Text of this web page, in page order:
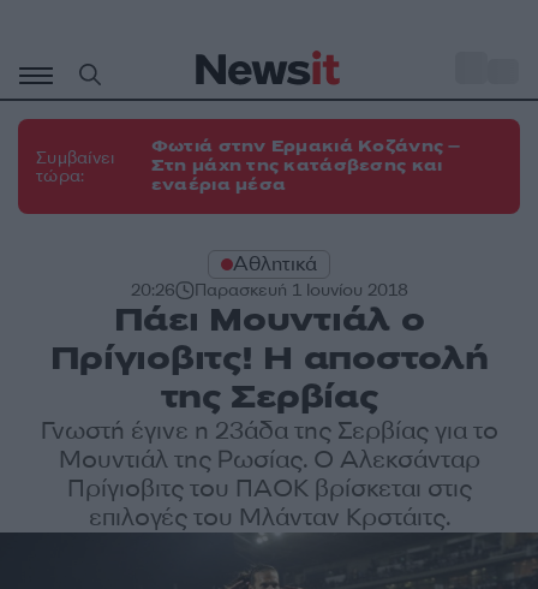
περιεχόμενο
Συμβαίνει
τώρα:
Φωτιά στην Ερμακιά Κοζάνης –
Στη μάχη της κατάσβεσης και
εναέρια μέσα
Αθλητικά
20:26 Παρασκευή 1 Ιουνίου 2018
Πάει Μουντιάλ ο
Πρίγιοβιτς! Η αποστολή
της Σερβίας
Γνωστή έγινε η 23άδα της Σερβίας για το
Μουντιάλ της Ρωσίας. Ο Αλεκσάνταρ
Πρίγιοβιτς του ΠΑΟΚ βρίσκεται στις
επιλογές του Μλάνταν Κρστάιτς.